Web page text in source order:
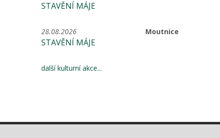
STAVĚNÍ MÁJE
Moutnice
28.08.2026
STAVĚNÍ MÁJE
další kulturní akce...